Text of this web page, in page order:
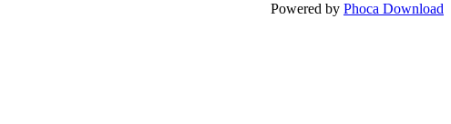
Powered by Phoca Download